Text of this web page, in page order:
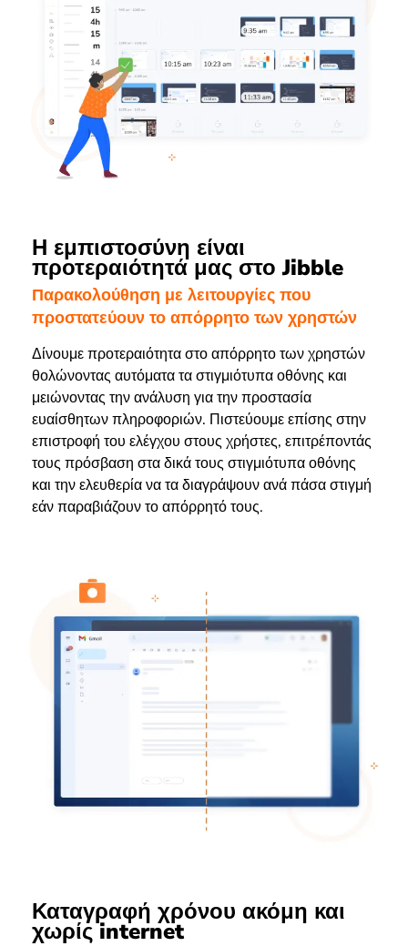
Η εμπιστοσύνη είναι
προτεραιότητά μας στο Jibble
Παρακολούθηση με λειτουργίες που
προστατεύουν το απόρρητο των χρηστών
Δίνουμε προτεραιότητα στο απόρρητο των χρηστών
θολώνοντας αυτόματα τα στιγμιότυπα οθόνης και
μειώνοντας την ανάλυση για την προστασία
ευαίσθητων πληροφοριών. Πιστεύουμε επίσης στην
επιστροφή του ελέγχου στους χρήστες, επιτρέποντάς
τους πρόσβαση στα δικά τους στιγμιότυπα οθόνης
και την ελευθερία να τα διαγράψουν ανά πάσα στιγμή
εάν παραβιάζουν το απόρρητό τους.
Καταγραφή χρόνου ακόμη και
χωρίς internet